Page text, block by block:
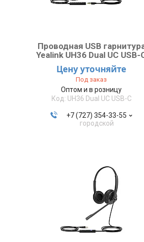
Проводная USB
Yealink UH36 Dual UC USB-
Цену уточняйте
Под заказ
Оптом и в розницу
UH36 Dual UC USB-C
+7 (727) 354-33-55
городской